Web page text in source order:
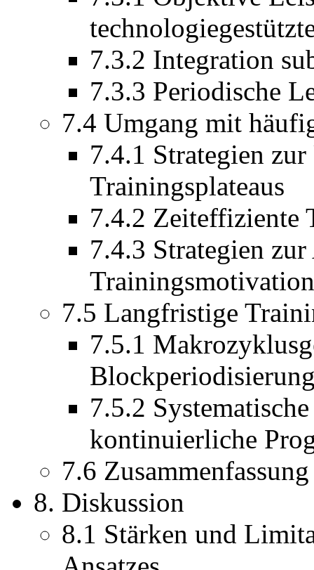
7.3.2 Integration
7.3.3 Periodische
7.4 Umgang mit
7.4.1 Strategien
Trainingsplateaus
7.4.2 Zeiteffiziente
7.4.3 Strategien
Trainingsmotivation
7.5 Langfristige
7.5.1
7.5.2
kontinuierliche
7.6
8. Diskussion
8.1 Stärken und